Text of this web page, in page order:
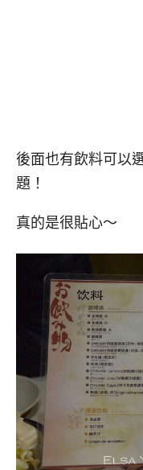
後面也有飲料可以
題！
真的是很貼心～